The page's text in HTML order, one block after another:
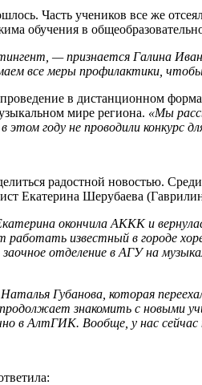
Часть учеников все же
обучения в
— признается Галина
все меры профилактики, чтобы
в дистанционном
мире региона. «Мы
этом году не проводили
радостной новостью.
Екатерина Шерубаева
окончила АККК и
работать известный в городе
отделение в АГУ на
Губанова, которая
знакомить с новыми
в АлтГИК. Вообще, у нас сейчас